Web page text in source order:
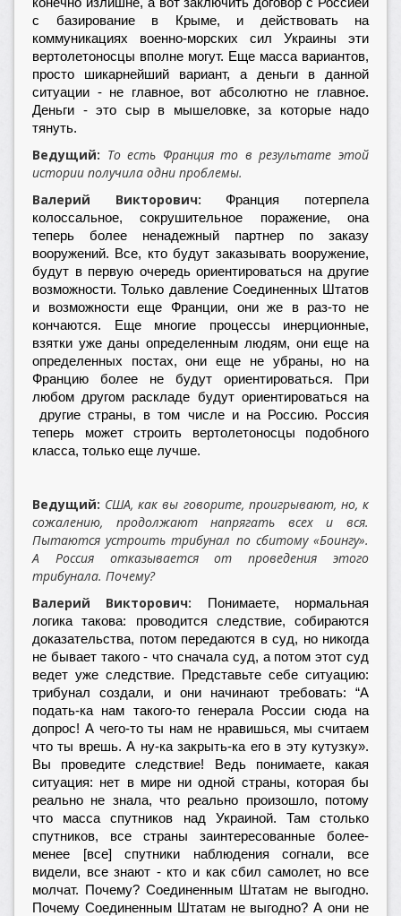
с базирование в Крыме, и действовать на
коммуникациях военно-морских сил Украины эти
вертолетоносцы вполне могут. Еще масса вариантов,
просто шикарнейший вариант, а деньги в данной
ситуации - не главное, вот абсолютно не главное.
Деньги - это сыр в мышеловке, за которые надо
тянуть.
Ведущий: То есть Франция то в результате этой
истории получила одни проблемы.
Валерий Викторович: Франция потерпела
колоссальное, сокрушительное поражение, она
теперь более ненадежный партнер по заказу
вооружений. Все, кто будут заказывать вооружение,
будут в первую очередь ориентироваться на другие
возможности. Только давление Соединенных Штатов
и возможности еще Франции, они же в раз-то не
кончаются. Еще многие процессы инерционные,
взятки уже даны определенным людям, они еще на
определенных постах, они еще не убраны, но на
Францию более не будут ориентироваться. При
любом другом раскладе будут ориентироваться на
другие страны, в том числе и на Россию. Россия
теперь может строить вертолетоносцы подобного
класса, только еще лучше.
Ведущий: США, как вы говорите, проигрывают, но, к
сожалению, продолжают напрягать всех и вся.
Пытаются устроить трибунал по сбитому «Боингу».
А Россия отказывается от проведения этого
трибунала. Почему?
Валерий Викторович: Понимаете, нормальная
логика такова: проводится следствие, собираются
доказательства, потом передаются в суд, но никогда
не бывает такого - что сначала суд, а потом этот суд
ведет уже следствие. Представьте себе ситуацию:
трибунал создали, и они начинают требовать: “А
подать-ка нам такого-то генерала России сюда на
допрос! А чего-то ты нам не нравишься, мы считаем
что ты врешь. А ну-ка закрыть-ка его в эту кутузку».
Вы проведите следствие! Ведь понимаете, какая
ситуация: нет в мире ни одной страны, которая бы
реально не знала, что реально произошло, потому
что масса спутников над Украиной. Там столько
спутников, все страны заинтересованные более-
менее [все] спутники наблюдения согнали, все
видели, все знают - кто и как сбил самолет, но все
молчат. Почему? Соединенным Штатам не выгодно.
Почему Соединенным Штатам не выгодно? А они не